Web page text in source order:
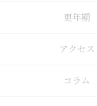
更年期
アクセス
コラム